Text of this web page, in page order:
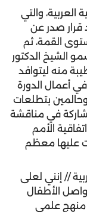
العربية، والتي
قرار صدر عن
القمة، ثم
الشيخ الدكتور
منه ليتوافد
أعمال الدورة
وحالمين بتطلعات
في مناقشة
الأمم
عليها معظم
// إنني لعلى
الأطفال
منهجٍ علمي